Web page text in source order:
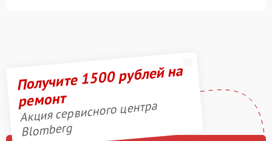
Получите 1500 рублей на
ремонт
Акция сервисного центра
Blomberg